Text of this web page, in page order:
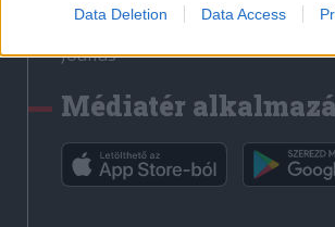
Data Deletion Data Access
Rádió GaGa
Jóállás
Médiatér